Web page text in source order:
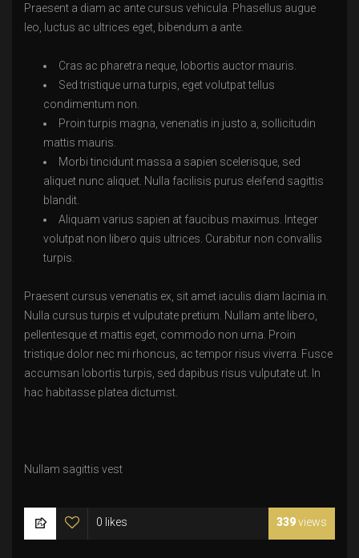
Praesent a diam ac ante cursus vehicula. Phasellus augue
leo, luctus ac ultrices eget, bibendum a ante.
Cras ac pharetra neque, lobortis auctor mauris.
Sed tristique urna turpis, eget volutpat tellus
condimentum non.
Proin turpis magna, venenatis in justo a, sollicitudin
mattis mauris.
Morbi tincidunt massa a sapien scelerisque, sed
aliquet nunc aliquet. Nulla facilisis purus eleifend sagittis
blandit.
Aliquam varius sapien at faucibus maximus. Integer
volutpat non libero quis ultrices. Curabitur non convallis
turpis.
Praesent cursus venenatis ex, sit amet iaculis diam lacinia in.
Nulla cursus turpis et vulputate pretium. Nullam ante libero,
pellentesque et mattis eget, commodo non urna. Proin
tristique dolor nec mi rhoncus, ac tempor risus viverra. Fusce
accumsan lobortis turpis, sed dapibus risus vulputate ut. In
hac habitasse platea dictumst.
Nullam sagittis vest
0 likes 339views